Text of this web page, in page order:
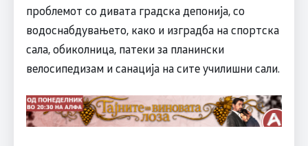
проблемот со дивата градска депонија, со
водоснабдувањето, како и изградба на спортска
сала, обиколница, патеки за планински
велосипедизам и санација на сите училишни сали.